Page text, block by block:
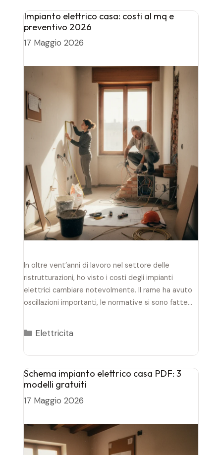
Impianto elettrico casa: costi al mq e
preventivo 2026
17 Maggio 2026
In oltre vent’anni di lavoro nel settore delle
ristrutturazioni, ho visto i costi degli impianti
elettrici cambiare notevolmente. Il rame ha avuto
oscillazioni importanti, le normative si sono fatte
Categorie
Elettricita
Schema impianto elettrico casa PDF: 3
modelli gratuiti
17 Maggio 2026